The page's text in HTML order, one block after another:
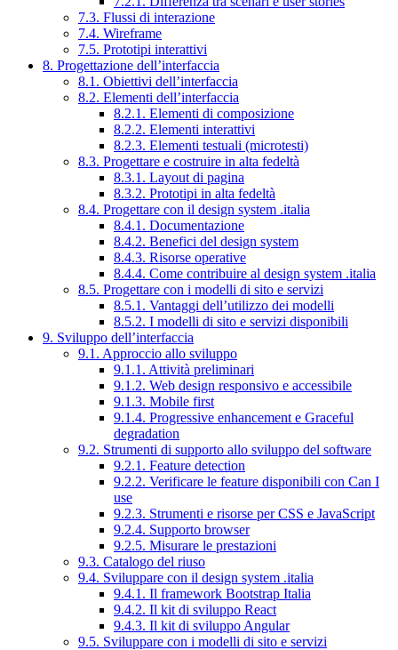
7.3. Flussi di interazione
7.4. Wireframe
7.5. Prototipi interattivi
8. Progettazione dell’interfaccia
8.1. Obiettivi dell’interfaccia
8.2. Elementi dell’interfaccia
8.2.1. Elementi di composizione
8.2.2. Elementi interattivi
8.2.3. Elementi testuali (microtesti)
8.3. Progettare e costruire in alta fedeltà
8.3.1. Layout di pagina
8.3.2. Prototipi in alta fedeltà
8.4. Progettare con il design system .italia
8.4.1. Documentazione
8.4.2. Benefici del design system
8.4.3. Risorse operative
8.4.4. Come contribuire al design system .italia
8.5. Progettare con i modelli di sito e servizi
8.5.1. Vantaggi dell’utilizzo dei modelli
8.5.2. I modelli di sito e servizi disponibili
9. Sviluppo dell’interfaccia
9.1. Approccio allo sviluppo
9.1.1. Attività preliminari
9.1.2. Web design responsivo e accessibile
9.1.3. Mobile first
9.1.4. Progressive enhancement e Graceful
degradation
9.2. Strumenti di supporto allo sviluppo del software
9.2.1. Feature detection
9.2.2. Verificare le feature disponibili con Can I
use
9.2.3. Strumenti e risorse per CSS e JavaScript
9.2.4. Supporto browser
9.2.5. Misurare le prestazioni
9.3. Catalogo del riuso
9.4. Sviluppare con il design system .italia
9.4.1. Il framework Bootstrap Italia
9.4.2. Il kit di sviluppo React
9.4.3. Il kit di sviluppo Angular
9.5. Sviluppare con i modelli di sito e servizi